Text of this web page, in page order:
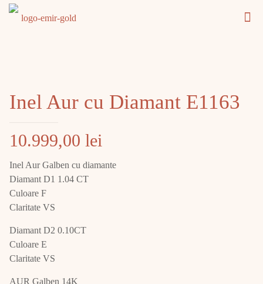
Inel Aur cu Diamant E1163
10.999,00 lei
Inel Aur Galben cu diamante
Diamant D1 1.04 CT
Culoare F
Claritate VS
Diamant D2 0.10CT
Culoare E
Claritate VS
AUR Galben 14K